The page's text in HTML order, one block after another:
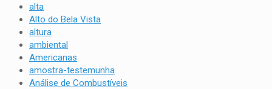
alta
Alto do Bela Vista
altura
ambiental
Americanas
amostra-testemunha
Análise de Combustíveis